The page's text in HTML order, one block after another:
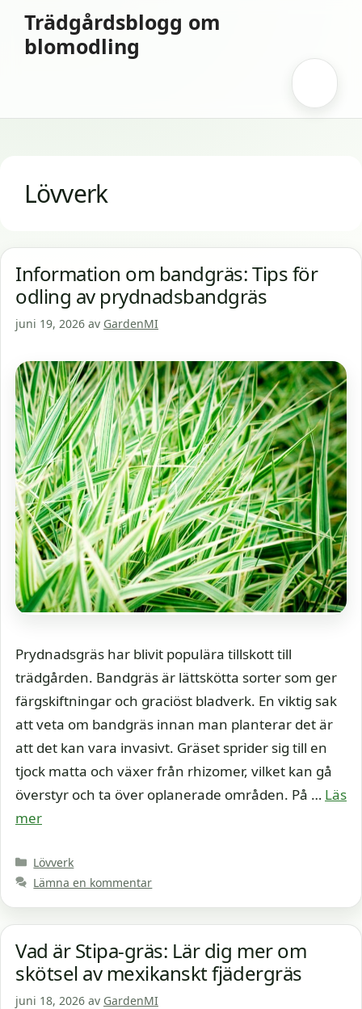
innehåll
Trädgårdsblogg om
blomodling
Lövverk
Information om bandgräs: Tips för
odling av prydnadsbandgräs
juni 19, 2026 av GardenMI
Prydnadsgräs har blivit populära tillskott till
trädgården. Bandgräs är lättskötta sorter som ger
färgskiftningar och graciöst bladverk. En viktig sak
att veta om bandgräs innan man planterar det är
att det kan vara invasivt. Gräset sprider sig till en
tjock matta och växer från rhizomer, vilket kan gå
överstyr och ta över oplanerade områden. På … Läs
mer
Kategorier
Lövverk
Lämna en kommentar
Vad är Stipa-gräs: Lär dig mer om
skötsel av mexikanskt fjädergräs
juni 18, 2026 av GardenMI